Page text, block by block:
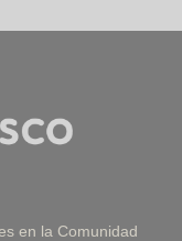
en la Comunidad